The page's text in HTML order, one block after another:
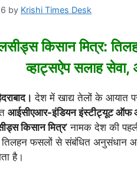
by Krishi Times Desk
किसान मित्र:
व्हाट्सऐप सलाह सेवा,
देश में खाद्य तेलों के आयात
आईसीएआर-इंडियन इंस्टीट्यूट ऑफ
किसान मित्र’ नामक देश की
तिलहन फसलों से संबंधित अनुसंधान
है।